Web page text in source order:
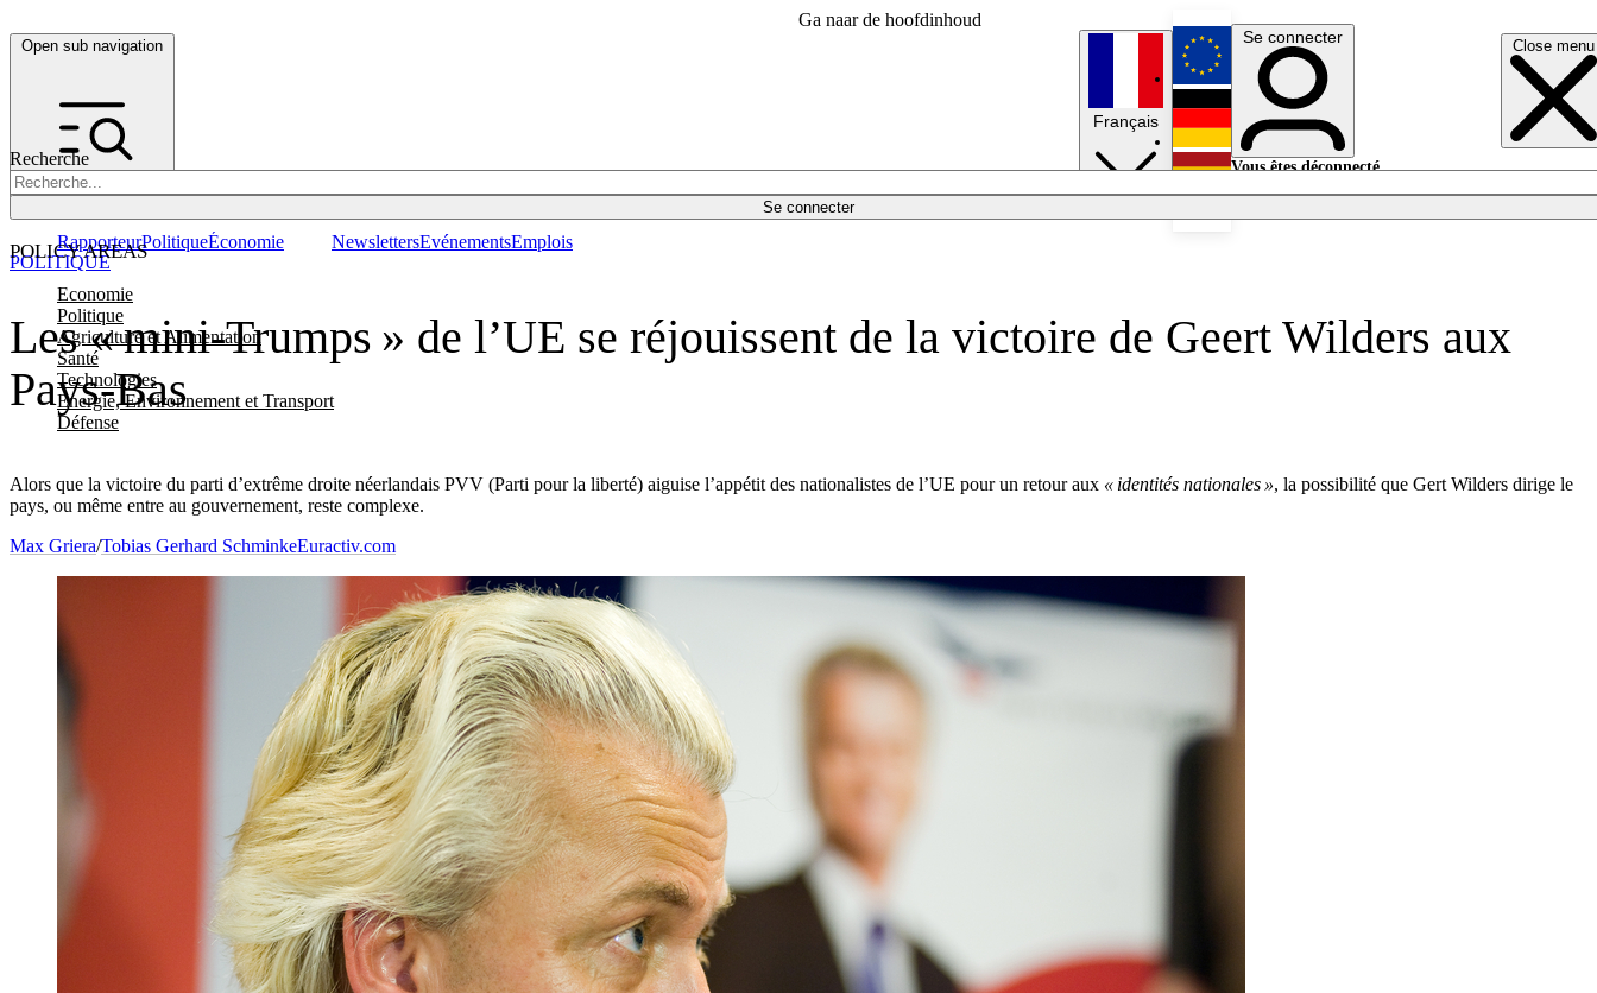
Ga naar de hoofdinhoud
Open sub navigation Close menu
Recherche
Se connecter
POLICY AREAS
Economie
Politique
Agriculture et Alimentation
Santé
Technologies
Energie, Environnement et Transport
Défense
RapporteurPolitiqueÉconomie NewslettersEvénementsEmplois
Français
English
Deutsch
Se connecter
Vous êtes déconnecté.
Les « mini-Trumps » de l’UE se réjouissent de la victoire de Geert Wilders aux
Pays-Bas
Alors que la victoire du parti d’extrême droite néerlandais PVV (Parti pour la liberté) aiguise l’appétit des nationalistes de l’UE pour un retour aux « identités nationales », la possibilité que Gert Wilders dirige le
pays, ou même entre au gouvernement, reste complexe.
POLITIQUE
Max Griera/Tobias Gerhard SchminkeEuractiv.com